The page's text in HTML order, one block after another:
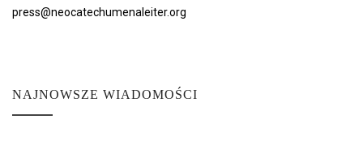
press@neocatechumenaleiter.org
NAJNOWSZE WIADOMOŚCI